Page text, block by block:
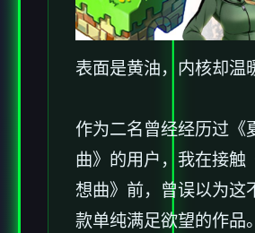
表面是黄油，内核却温
作为二名曾经经历过《
曲》的用户，我在接触
想曲》前，曾误以为这
款​​单纯满足欲望的作品​​